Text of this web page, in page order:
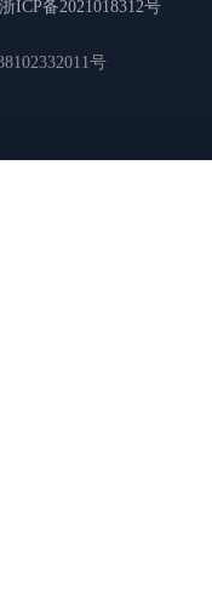
浙ICP备2021018312号
号